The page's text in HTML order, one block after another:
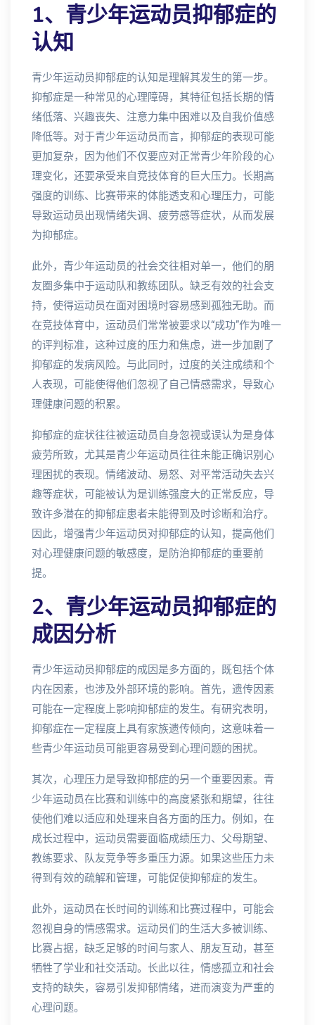
1、青少年运动员抑郁症的
认知
青少年运动员抑郁症的认知是理解其发生的第一步。
抑郁症是一种常见的心理障碍，其特征包括长期的情
绪低落、兴趣丧失、注意力集中困难以及自我价值感
降低等。对于青少年运动员而言，抑郁症的表现可能
更加复杂，因为他们不仅要应对正常青少年阶段的心
理变化，还要承受来自竞技体育的巨大压力。长期高
强度的训练、比赛带来的体能透支和心理压力，可能
导致运动员出现情绪失调、疲劳感等症状，从而发展
为抑郁症。
此外，青少年运动员的社会交往相对单一，他们的朋
友圈多集中于运动队和教练团队。缺乏有效的社会支
持，使得运动员在面对困境时容易感到孤独无助。而
在竞技体育中，运动员们常常被要求以“成功”作为唯一
的评判标准，这种过度的压力和焦虑，进一步加剧了
抑郁症的发病风险。与此同时，过度的关注成绩和个
人表现，可能使得他们忽视了自己情感需求，导致心
理健康问题的积累。
抑郁症的症状往往被运动员自身忽视或误认为是身体
疲劳所致，尤其是青少年运动员往往未能正确识别心
理困扰的表现。情绪波动、易怒、对平常活动失去兴
趣等症状，可能被认为是训练强度大的正常反应，导
致许多潜在的抑郁症患者未能得到及时诊断和治疗。
因此，增强青少年运动员对抑郁症的认知，提高他们
对心理健康问题的敏感度，是防治抑郁症的重要前
提。
2、青少年运动员抑郁症的
成因分析
青少年运动员抑郁症的成因是多方面的，既包括个体
内在因素，也涉及外部环境的影响。首先，遗传因素
可能在一定程度上影响抑郁症的发生。有研究表明，
抑郁症在一定程度上具有家族遗传倾向，这意味着一
些青少年运动员可能更容易受到心理问题的困扰。
其次，心理压力是导致抑郁症的另一个重要因素。青
少年运动员在比赛和训练中的高度紧张和期望，往往
使他们难以适应和处理来自各方面的压力。例如，在
成长过程中，运动员需要面临成绩压力、父母期望、
教练要求、队友竞争等多重压力源。如果这些压力未
得到有效的疏解和管理，可能促使抑郁症的发生。
此外，运动员在长时间的训练和比赛过程中，可能会
忽视自身的情感需求。运动员们的生活大多被训练、
比赛占据，缺乏足够的时间与家人、朋友互动，甚至
牺牲了学业和社交活动。长此以往，情感孤立和社会
支持的缺失，容易引发抑郁情绪，进而演变为严重的
心理问题。